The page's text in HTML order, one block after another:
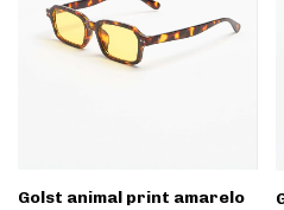
Golst animal print amarelo